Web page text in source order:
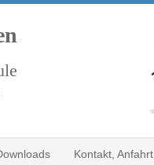
Kontakt, Anfahrt